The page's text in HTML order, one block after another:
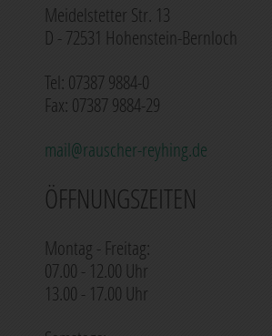
Meidelstetter Str. 13
D - 72531 Hohenstein-Bernloch
Tel: 07387 9884-0
Fax: 07387 9884-29
mail@rauscher-reyhing.de
ÖFFNUNGSZEITEN
Montag - Freitag:
07.00 - 12.00 Uhr
13.00 - 17.00 Uhr